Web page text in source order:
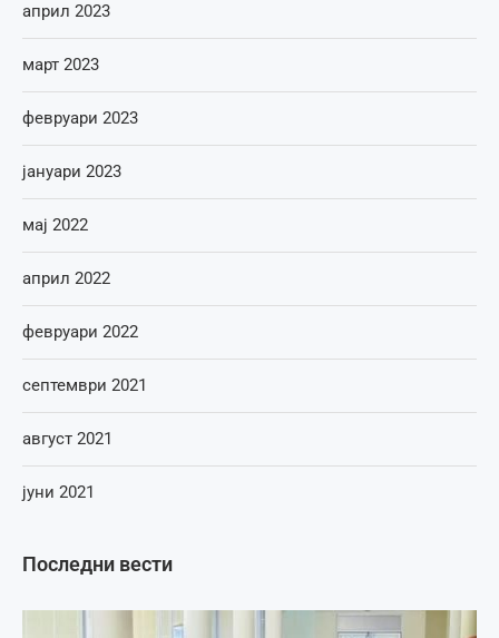
Последни вести
април 2023
март 2023
февруари 2023
јануари 2023
мај 2022
април 2022
февруари 2022
септември 2021
август 2021
јуни 2021